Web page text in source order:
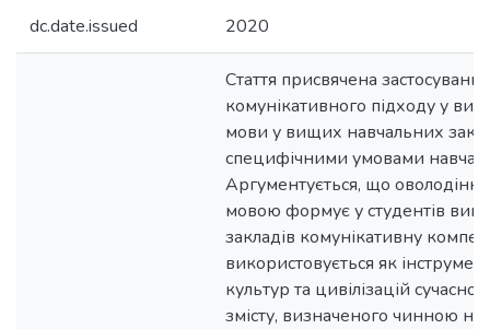
dc.date.issued 2020
Стаття присвячена
комунікативного підходу у
мови у вищих навчальних
специфічними умовами
Аргументується, що
мовою формує у студентів
закладів комунікативну
використовується як
культур та цивілізацій
змісту, визначеного чинною